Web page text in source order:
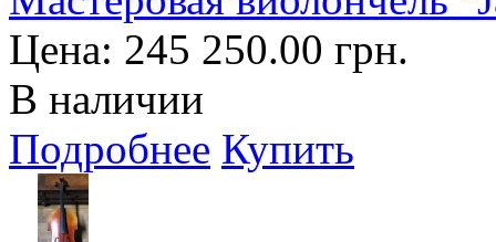
Цена: 245 250.00 грн.
В наличии
Подробнее Купить